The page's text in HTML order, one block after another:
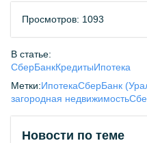
Просмотров: 1093
В статье:
СберБанкКредитыИпотека
Метки:ИпотекаСберБанк
загородная недвижимость
Новости по теме